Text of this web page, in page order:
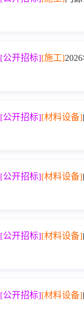
[公开招标][施工]
[公开招标][材料设备]
[公开招标][材料设备]
[公开招标][材料设备]
[公开招标][材料设备]